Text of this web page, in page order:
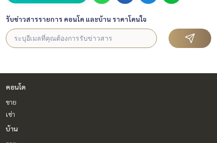
รับข่าวสารรายการ คอนโด และบ้าน ราคาโดนใจ
คอนโด
ขาย
เช่า
บ้าน